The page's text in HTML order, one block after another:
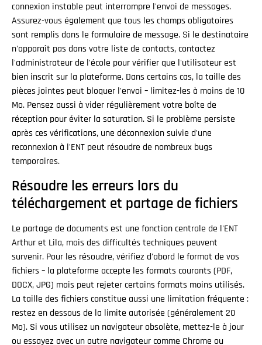
connexion instable peut interrompre l'envoi de messages.
Assurez-vous également que tous les champs obligatoires
sont remplis dans le formulaire de message. Si le destinataire
n'apparaît pas dans votre liste de contacts, contactez
l'administrateur de l'école pour vérifier que l'utilisateur est
bien inscrit sur la plateforme. Dans certains cas, la taille des
pièces jointes peut bloquer l'envoi – limitez-les à moins de 10
Mo. Pensez aussi à vider régulièrement votre boîte de
réception pour éviter la saturation. Si le problème persiste
après ces vérifications, une déconnexion suivie d'une
reconnexion à l'ENT peut résoudre de nombreux bugs
temporaires.
Résoudre les erreurs lors du
téléchargement et partage de fichiers
Le partage de documents est une fonction centrale de l'ENT
Arthur et Lila, mais des difficultés techniques peuvent
survenir. Pour les résoudre, vérifiez d'abord le format de vos
fichiers – la plateforme accepte les formats courants (PDF,
DOCX, JPG) mais peut rejeter certains formats moins utilisés.
La taille des fichiers constitue aussi une limitation fréquente :
restez en dessous de la limite autorisée (généralement 20
Mo). Si vous utilisez un navigateur obsolète, mettez-le à jour
ou essayez avec un autre navigateur comme Chrome ou